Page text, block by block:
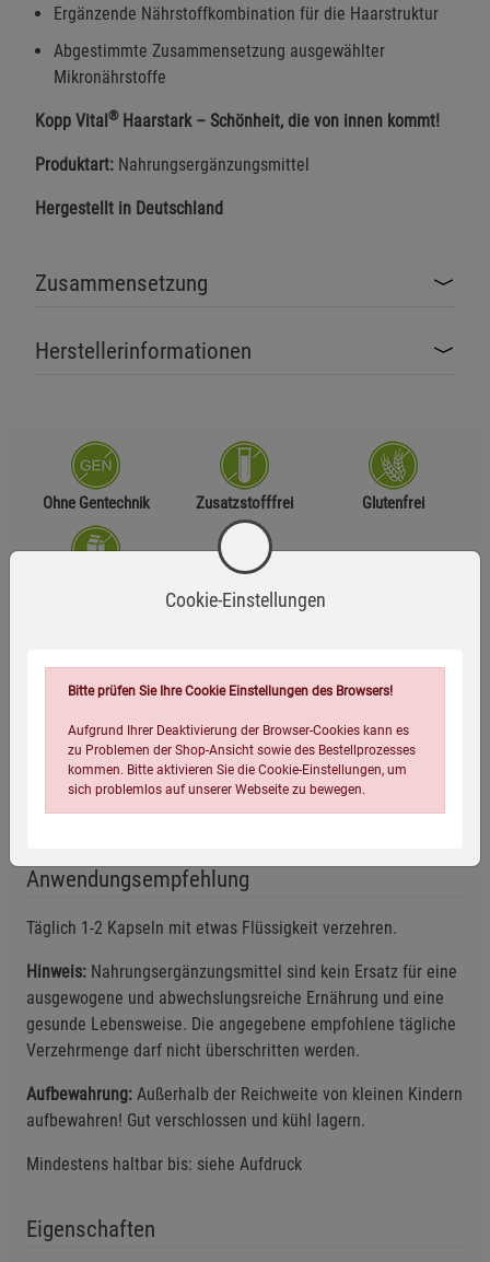
Ergänzende Nährstoffkombination für die Haarstruktur
Abgestimmte Zusammensetzung ausgewählter
Mikronährstoffe
Kopp Vital®Haarstark – Schönheit, die von innen kommt!
Produktart: Nahrungsergänzungsmittel
Hergestellt in Deutschland
Zusammensetzung
Herstellerinformationen
Ohne Gentechnik Zusatzstofffrei Glutenfrei
Vegan
Hirse-Extrakt, Überzugsmittel Hydroxypropylmethylcellulose,
Keratinpeptide, Ascorbinsäure, Zinkcitrat, Selenhefe, Calcium-
D-Pantothenat, Nicotinamid, L-Cystein, Kupfergluconat,
Pyridoxinhydrochlorid, Folsäure, D-Biotin.
Anwendungsempfehlung
Täglich 1-2 Kapseln mit etwas Flüssigkeit verzehren.
Hinweis: Nahrungsergänzungsmittel sind kein Ersatz für eine
ausgewogene und abwechslungsreiche Ernährung und eine
gesunde Lebensweise. Die angegebene empfohlene tägliche
Verzehrmenge darf nicht überschritten werden.
Aufbewahrung: Außerhalb der Reichweite von kleinen Kindern
aufbewahren! Gut verschlossen und kühl lagern.
Mindestens haltbar bis: siehe Aufdruck
Eigenschaften
Cookie-Einstellungen
Bitte prüfen Sie Ihre Cookie Einstellungen des Browsers!
Aufgrund Ihrer Deaktivierung der Browser-Cookies kann es
zu Problemen der Shop-Ansicht sowie des Bestellprozesses
kommen. Bitte aktivieren Sie die Cookie-Einstellungen, um
sich problemlos auf unserer Webseite zu bewegen.
Einstellungen speichern für die GruppeEinstellungen speichern für die Gruppe
Zurück Einstellungen speichern für die Gruppe
Einwilligung nicht erteilen
Notwendige Cookies (5)